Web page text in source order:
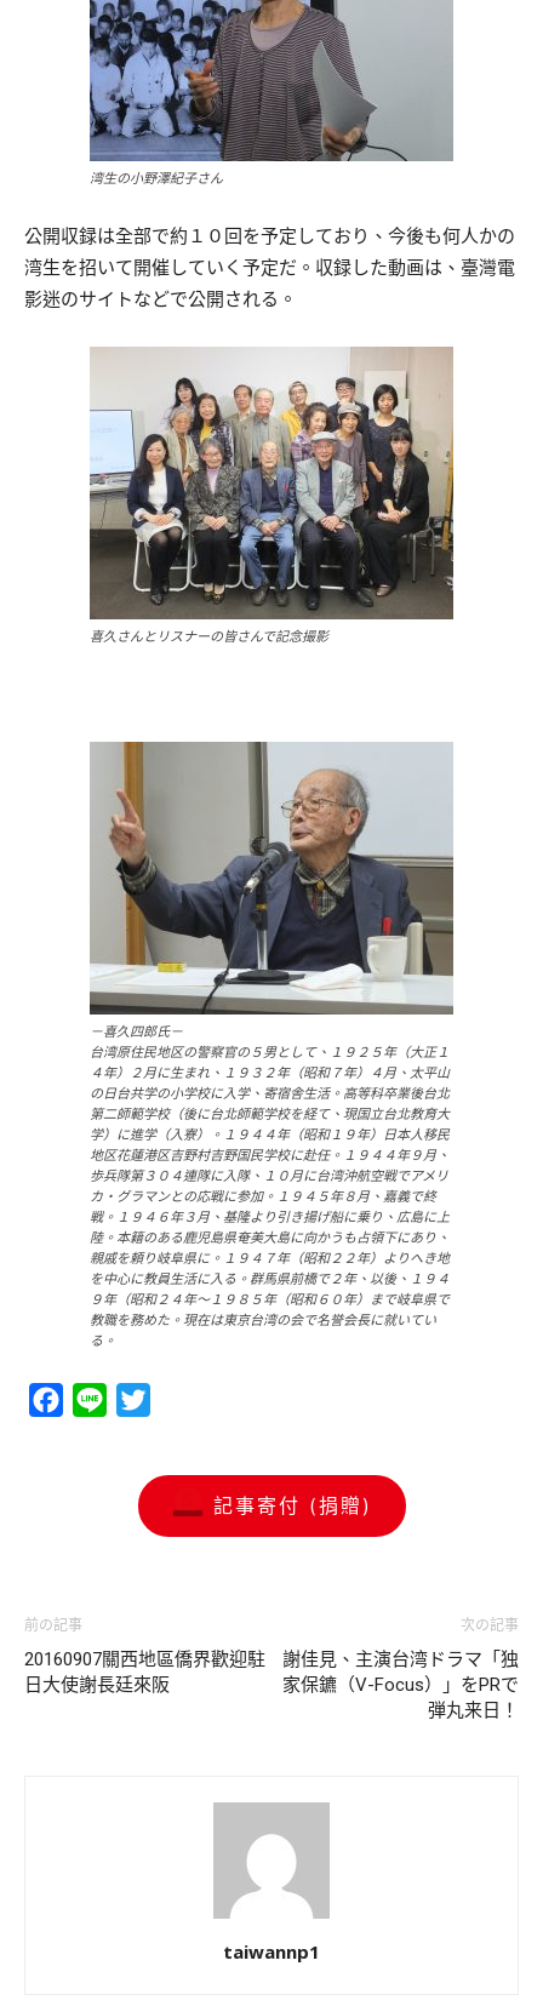
湾生の小野澤紀子さん
公開収録は全部で約１０回を予定しており、今後も何人かの
湾生を招いて開催していく予定だ。収録した動画は、臺灣電
影迷のサイトなどで公開される。
喜久さんとリスナーの皆さんで記念撮影
－喜久四郎氏－
台湾原住民地区の警察官の５男として、１９２５年（大正１
４年）２月に生まれ、１９３２年（昭和７年）４月、太平山
の日台共学の小学校に入学、寄宿舎生活。高等科卒業後台北
第二師範学校（後に台北師範学校を経て、現国立台北教育大
学）に進学（入寮）。１９４４年（昭和１９年）日本人移民
地区花蓮港区吉野村吉野国民学校に赴任。１９４４年９月、
歩兵隊第３０４連隊に入隊、１０月に台湾沖航空戦でアメリ
カ・グラマンとの応戦に参加。１９４５年８月、嘉義で終
戦。１９４６年３月、基隆より引き揚げ船に乗り、広島に上
陸。本籍のある鹿児島県奄美大島に向かうも占領下にあり、
親戚を頼り岐阜県に。１９４７年（昭和２２年）よりへき地
を中心に教員生活に入る。群馬県前橋で２年、以後、１９４
９年（昭和２４年～１９８５年（昭和６０年）まで岐阜県で
教職を務めた。現在は東京台湾の会で名誉会長に就いてい
る。
Facebook
Line
記事寄付 (捐贈)
前の記事
20160907關西地區僑界歡迎駐
日大使謝長廷來阪
次の記事
謝佳見、主演台湾ドラマ「独
家保鑣（V-Focus）」をPRで
弾丸来日！
taiwannp1